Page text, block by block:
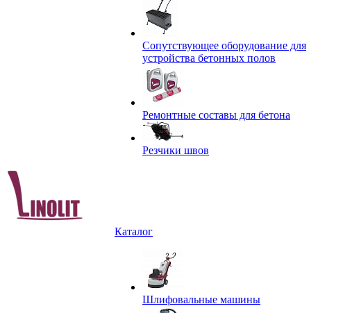
Сопутствующее оборудование для
устройства бетонных полов
Ремонтные составы для бетона
Резчики швов
Каталог
Шлифовальные машины